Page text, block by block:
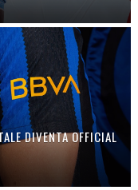
DIVENTA OFFICIAL